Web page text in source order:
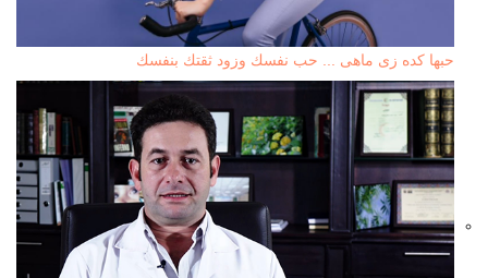
حبها كده زى ماهى ... حب نفسك وزود ثقتك بنفسك